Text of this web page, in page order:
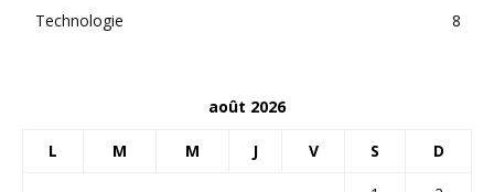
Technologie
8
août 2026
L M M J V S D